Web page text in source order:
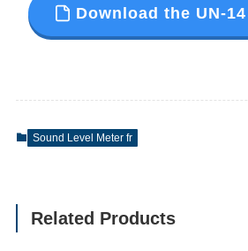
Download the UN-14
Sound Level Meter fr
Related Products